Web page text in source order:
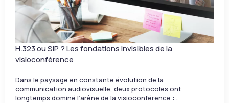
H.323 ou SIP ? Les fondations invisibles de la
visioconférence
Dans le paysage en constante évolution de la
communication audiovisuelle, deux protocoles ont
longtemps dominé l’arène de la visioconférence :…